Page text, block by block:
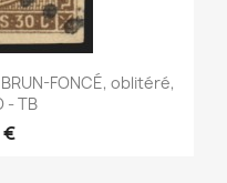
FONCÉ, oblitéré,
- TB
€